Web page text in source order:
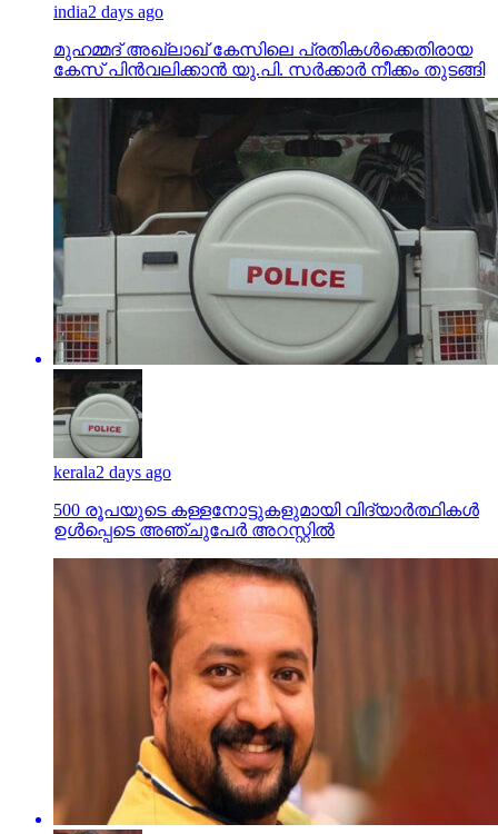
india2 days ago
മുഹമ്മദ് അഖ്‌ലാഖ് കേസിലെ പ്രതികള്‍ക്കെതിരായ
കേസ് പിന്‍വലിക്കാന്‍ യു.പി. സര്‍ക്കാര്‍ നീക്കം തുടങ്ങി
kerala2 days ago
500 രൂപയുടെ കള്ളനോട്ടുകളുമായി വിദ്യാര്‍ത്ഥികള്‍
ഉള്‍പ്പെടെ അഞ്ചുപേര്‍ അറസ്റ്റില്‍